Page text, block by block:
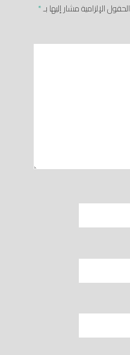
الحقول الإلزامية مشار إليها بـ*